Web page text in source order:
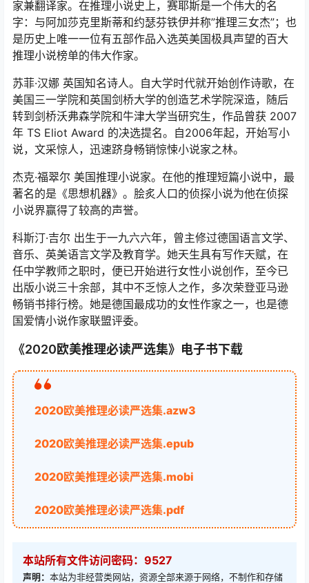
家兼翻译家。在推理小说史上，赛耶斯是一个伟大的名
字：与阿加莎克里斯蒂和约瑟芬铁伊并称”推理三女杰”；也
是历史上唯一一位有五部作品入选英美国极具声望的百大
推理小说榜单的伟大作家。
苏菲·汉娜 英国知名诗人。自大学时代就开始创作诗歌，在
美国三一学院和英国剑桥大学的创造艺术学院深造，随后
转到剑桥沃弗森学院和牛津大学当研究生，作品曾获 2007
年 TS Eliot Award 的决选提名。自2006年起，开始写小
说，文采惊人，迅速跻身畅销惊悚小说家之林。
杰克·福翠尔 美国推理小说家。在他的推理短篇小说中，最
著名的是《思想机器》。脍炙人口的侦探小说为他在侦探
小说界赢得了较高的声誉。
科斯汀·吉尔 出生于一九六六年，曾主修过德国语言文学、
音乐、英美语言文学及教育学。她天生具有写作天赋，在
任中学教师之职时，便已开始进行女性小说创作，至今已
出版小说三十余部，其中不乏惊人之作，多次荣登亚马逊
畅销书排行榜。她是德国最成功的女性作家之一，也是德
国爱情小说作家联盟评委。
《2020欧美推理必读严选集》电子书下载
2020欧美推理必读严选集.azw3
2020欧美推理必读严选集.epub
2020欧美推理必读严选集.mobi
2020欧美推理必读严选集.pdf
本站所有文件访问密码：9527
声明： 本站为非经营类网站，资源全部来源于网络，不制作和存储